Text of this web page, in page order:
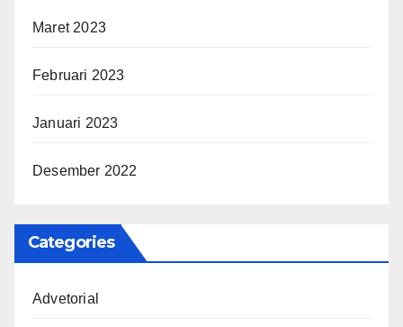
Maret 2023
Februari 2023
Januari 2023
Desember 2022
Categories
Advetorial